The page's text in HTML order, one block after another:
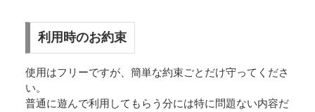
利用時のお約束
使用はフリーですが、簡単な約束ごとだけ守ってくださ
い。
普通に遊んで利用してもらう分には特に問題ない内容だ